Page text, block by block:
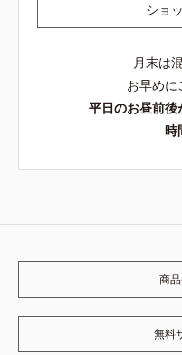
ショ
月末は
お早めに
平日のお昼前
時
商
無料